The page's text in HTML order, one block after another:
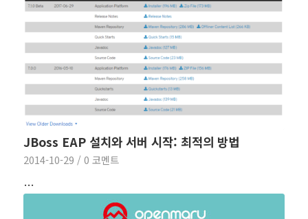
JBoss EAP 설치와 서버 시작: 최적의 방법
2014-10-29 / 0 코멘트
…